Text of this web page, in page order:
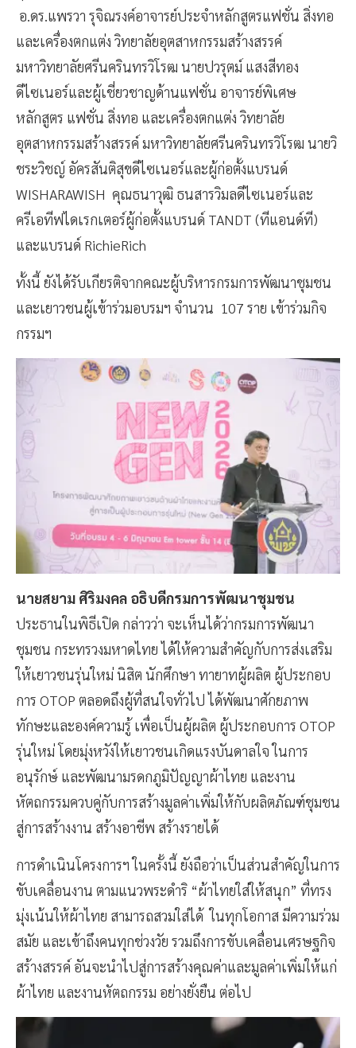
อ.ดร.แพรวา รุจิณรงค์​​อาจารย์ประจำหลักสูตรแฟชั่น สิ่งทอ
และเครื่องตกแต่ง ​​​​​วิทยาลัยอุตสาหกรรมสร้างสรรค์
มหาวิทยาลัยศรีนครินทรวิโรฒ นายปวรุตม์ แสงสีทอง​​
ดีไซเนอร์และผู้เชี่ยวชาญด้านแฟชั่น อาจารย์พิเศษ
หลักสูตร ​​​​​แฟชั่น สิ่งทอ และเครื่องตกแต่ง วิทยาลัย
อุตสาหกรรมสร้างสรรค์ ​​​​​มหาวิทยาลัยศรีนครินทรวิโรฒ นายวิ
ชระวิชญ์ อัครสันติสุข​ดีไซเนอร์และผู้ก่อตั้งแบรนด์
WISHARAWISH คุณธนาวุฒิ ธนสารวิมล​​ดีไซเนอร์และ
ครีเอทีฟไดเรกเตอร์ผู้ก่อตั้งแบรนด์ TANDT ​​​​​(ทีแอนด์ที)
และแบรนด์ RichieRich
ทั้งนี้ ยังได้รับเกียรติจากคณะผู้บริหารกรมการพัฒนาชุมชน
และเยาวชนผู้เข้าร่วมอบรมฯ จำนวน 107 ราย เข้าร่วมกิจ
กรรมฯ
นายสยาม ศิริมงคล อธิบดีกรมการพัฒนาชุมชน
ประธานในพิธีเปิด กล่าวว่า จะเห็นได้ว่ากรมการพัฒนา
ชุมชน กระทรวงมหาดไทย ได้ให้ความสำคัญกับการส่งเสริม
ให้เยาวชนรุ่นใหม่ นิสิต นักศึกษา ทายาทผู้ผลิต ผู้ประกอบ
การ OTOP ตลอดถึงผู้ที่สนใจทั่วไป ได้พัฒนาศักยภาพ
ทักษะและองค์ความรู้ เพื่อเป็นผู้ผลิต ผู้ประกอบการ OTOP
รุ่นใหม่ โดยมุ่งหวังให้เยาวชนเกิดแรงบันดาลใจ ในการ
อนุรักษ์ และพัฒนามรดกภูมิปัญญาผ้าไทย และงาน
หัตถกรรมควบคู่กับการสร้างมูลค่าเพิ่มให้กับผลิตภัณฑ์ชุมชน
สู่การสร้างงาน สร้างอาชีพ สร้างรายได้ ​
การดำเนินโครงการฯ ในครั้งนี้ ยังถือว่าเป็นส่วนสำคัญในการ
ขับเคลื่อนงาน ตามแนวพระดำริ “ผ้าไทยใส่ให้สนุก” ที่ทรง
มุ่งเน้นให้ผ้าไทย สามารถสวมใส่ได้ ในทุกโอกาส มีความร่วม
สมัย และเข้าถึงคนทุกช่วงวัย รวมถึงการขับเคลื่อนเศรษฐกิจ
สร้างสรรค์ อันจะนำไปสู่การสร้างคุณค่าและมูลค่าเพิ่มให้แก่
ผ้าไทย และงานหัตถกรรม อย่างยั่งยืน ต่อไป